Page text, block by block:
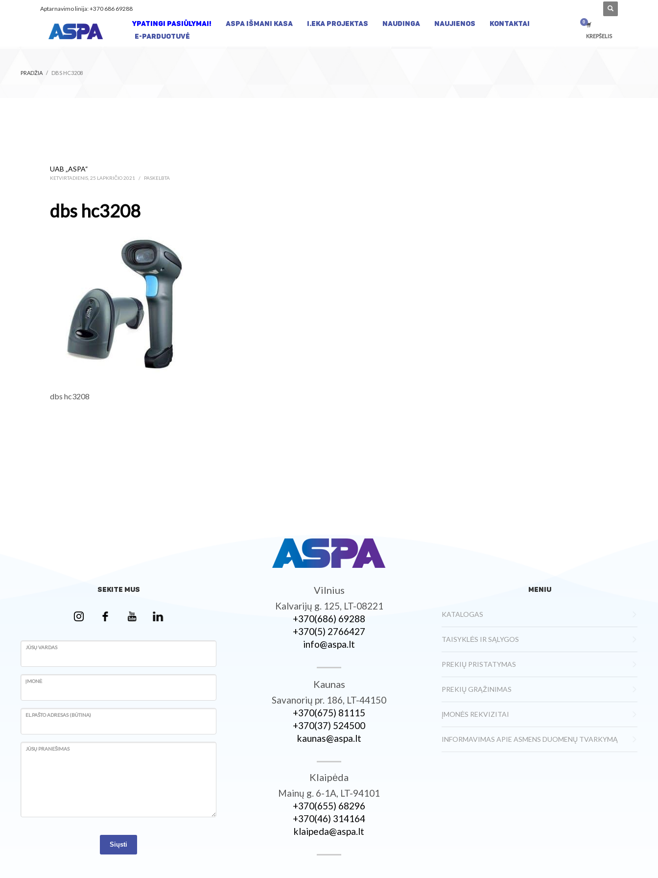
Aptarnavimo linija: +370 686 69288
YPATINGI PASIŪLYMAI! ASPA IŠMANI KASA I.EKA PROJEKTAS NAUDINGA NAUJIENOS
KONTAKTAI
E-PARDUOTUVĖ
KREPŠELIS
PRADŽIA DBS HC3208
UAB „ASPA“
KETVIRTADIENIS, 25 LAPKRIČIO 2021 / PASKELBTA
dbs hc3208
dbs hc3208
SEKITE MUS
JŪSŲ VARDAS
ĮMONĖ
EL.PAŠTO ADRESAS (BŪTINA)
JŪSŲ PRANEŠIMAS
Siųsti
Vilnius
Kalvarijų g. 125, LT-08221
+370­(686) 69288
+370­(5) 2766427
info@aspa.lt
Kaunas
Savanorių pr. 186, LT-44150
+370­(675) 81115
+370­(37) 524500
kaunas@aspa.lt
Klaipėda
Mainų g. 6-1A, LT-94101
+370­(655) 68296
+370­(46) 314164
klaipeda@aspa.lt
MENIU
KATALOGAS
TAISYKLĖS IR SĄLYGOS
PREKIŲ PRISTATYMAS
PREKIŲ GRĄŽINIMAS
ĮMONĖS REKVIZITAI
INFORMAVIMAS APIE ASMENS DUOMENŲ TVARKYMĄ